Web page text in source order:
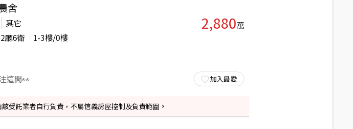
舍
其它
廳6衛 1-3樓/0樓
這間👀
2,880萬
加入最愛
受託業者自行負責，不屬信義房屋控制及負責範圍。